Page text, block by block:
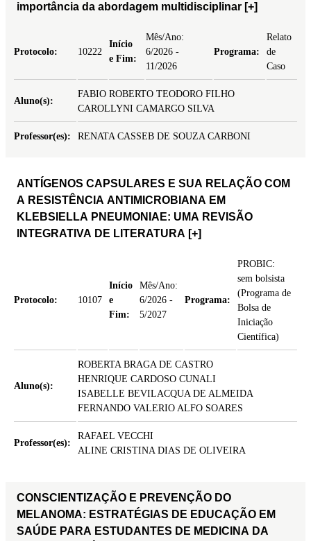
importância da abordagem multidisciplinar [+]
Protocolo: 10222
Início
e Fim:
Mês/Ano:
6/2026 -
11/2026
Programa:
Relato
de
Caso
Aluno(s):
FABIO ROBERTO TEODORO FILHO
CAROLLYNI CAMARGO SILVA
Professor(es): RENATA CASSEB DE SOUZA CARBONI
ANTÍGENOS CAPSULARES E SUA RELAÇÃO COM
A RESISTÊNCIA ANTIMICROBIANA EM
KLEBSIELLA PNEUMONIAE: UMA REVISÃO
INTEGRATIVA DE LITERATURA [+]
Protocolo: 10107
Início
e
Fim:
Mês/Ano:
6/2026 -
5/2027
Programa:
PROBIC:
sem bolsista
(Programa de
Bolsa de
Iniciação
Científica)
Aluno(s):
ROBERTA BRAGA DE CASTRO
HENRIQUE CARDOSO CUNALI
ISABELLE BEVILACQUA DE ALMEIDA
FERNANDO VALERIO ALFO SOARES
Professor(es):
RAFAEL VECCHI
ALINE CRISTINA DIAS DE OLIVEIRA
CONSCIENTIZAÇÃO E PREVENÇÃO DO
MELANOMA: ESTRATÉGIAS DE EDUCAÇÃO EM
SAÚDE PARA ESTUDANTES DE MEDICINA DA